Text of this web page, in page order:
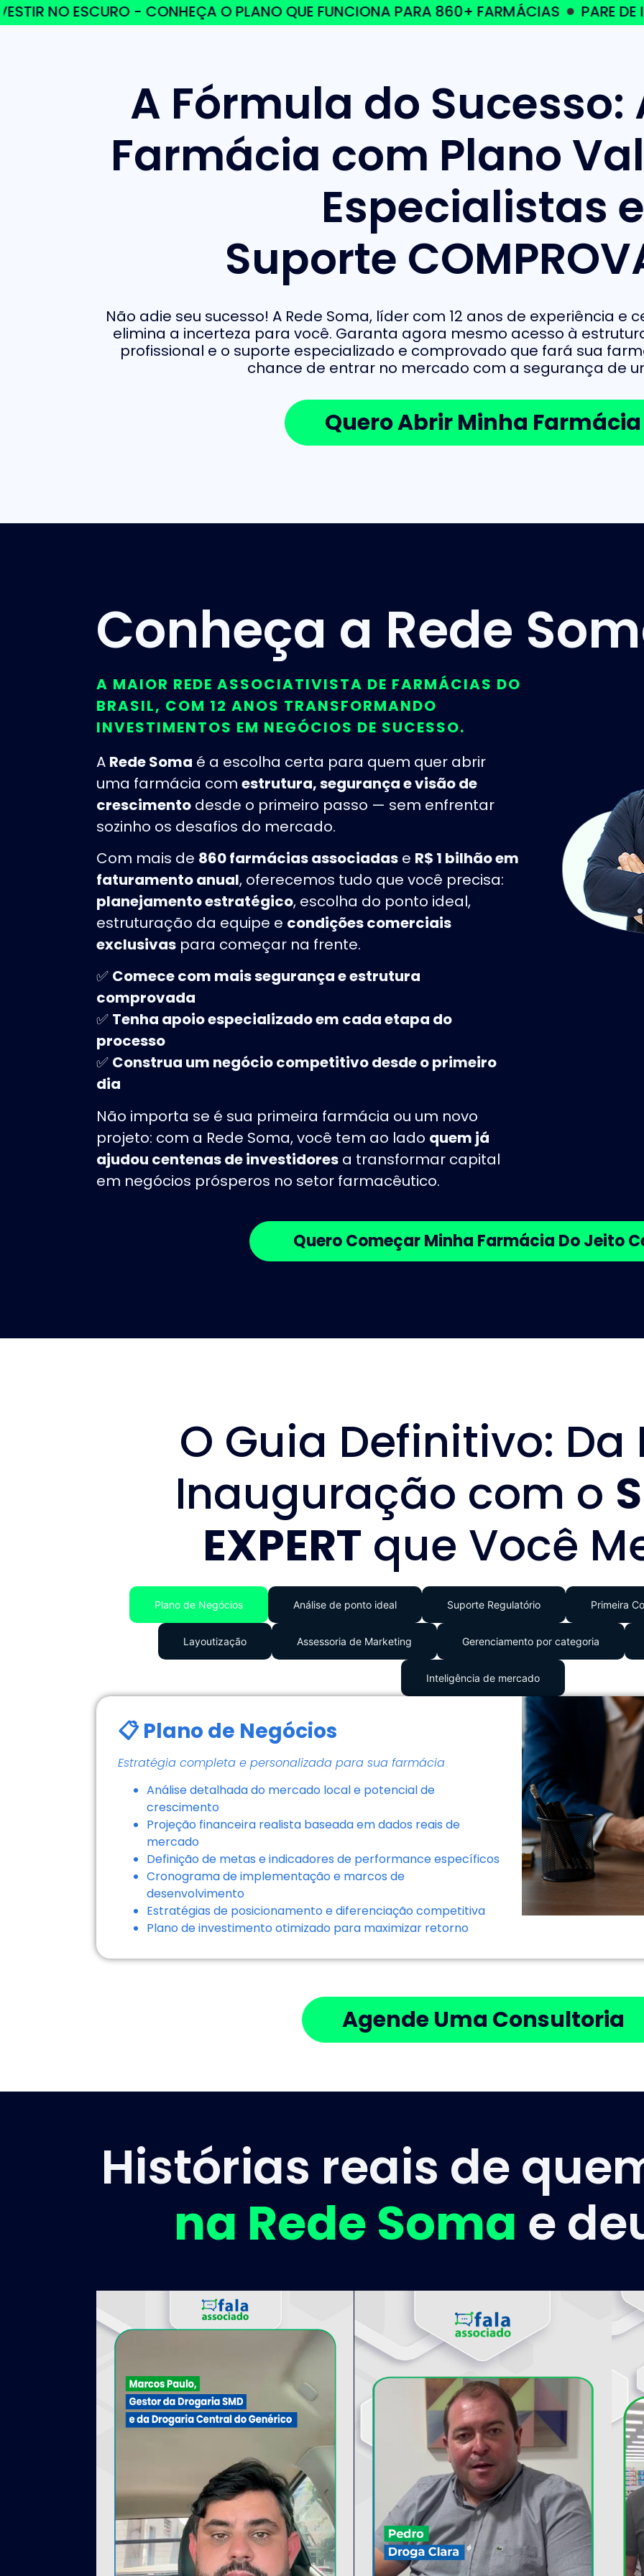
ESCURO - CONHEÇA O PLANO QUE FUNCIONA PARA 860+ FARMÁCIAS PARE DE
A Fórmula do Sucesso:
Farmácia com Plano
Especialistas e
Suporte
Não adie seu sucesso! A Rede Soma, líder com 12 anos de experiência e
elimina a incerteza para você. Garanta agora mesmo acesso à
profissional e o suporte especializado e comprovado que fará sua
chance de entrar no mercado com a segurança de
Quero Abrir Minha Farmácia
Conheça a Rede
A MAIOR REDE ASSOCIATIVISTA DE FARMÁCIAS DO
BRASIL, COM 12 ANOS TRANSFORMANDO
INVESTIMENTOS EM NEGÓCIOS DE SUCESSO.​
A Rede Soma é a escolha certa para quem quer abrir
uma farmácia comestrutura, segurança e visão de
crescimento desde o primeiro passo — sem enfrentar
sozinho os desafios do mercado.
Com mais de 860 farmácias associadas e R$ 1 bilhão em
faturamento anual, oferecemos tudo que você precisa:
planejamento estratégico, escolha do ponto ideal,
estruturação da equipe e condições comerciais
exclusivas para começar na frente.
✅ Comece com mais segurança e estrutura
comprovada
✅ Tenha apoio especializado em cada etapa do
processo
✅ Construa um negócio competitivo desde o primeiro
dia
Não importa se é sua primeira farmácia ou um novo
projeto: com a Rede Soma, você tem ao lado quem já
ajudou centenas de investidores a transformar capital
em negócios prósperos no setor farmacêutico.
Quero Começar Minha Farmácia Do Jeito
O Guia Definitivo:
Inauguração com o
EXPERT que Você
Plano de Negócios Análise de ponto ideal Suporte Regulatório Primeira
Layoutização Assessoria de Marketing Gerenciamento por categoria
Inteligência de mercado
📋 Plano de Negócios
Estratégia completa e personalizada para sua farmácia
Análise detalhada do mercado local e potencial de
crescimento
Projeção financeira realista baseada em dados reais de
mercado
Definição de metas e indicadores de performance específicos
Cronograma de implementação e marcos de
desenvolvimento
Estratégias de posicionamento e diferenciação competitiva
Plano de investimento otimizado para maximizar retorno
Agende Uma Consultoria
Histórias reais de
na Rede Soma e